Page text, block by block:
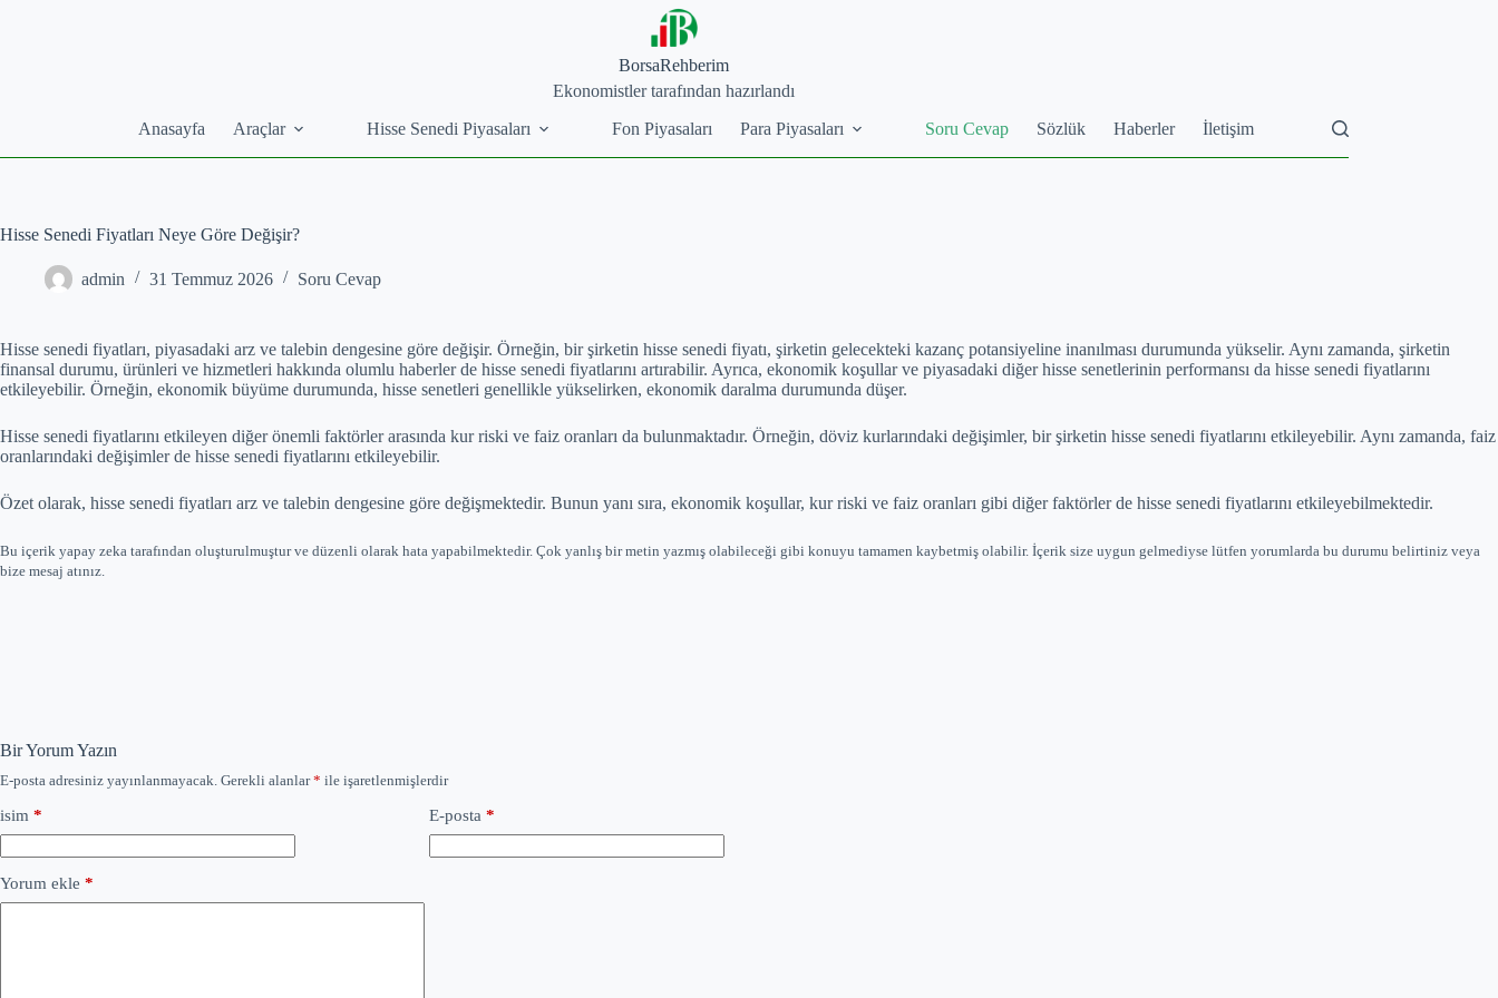
BorsaRehberim
Ekonomistler tarafından hazırlandı
Anasayfa
Araçlar Hisse Senedi Piyasaları Fon Piyasaları Para Piyasaları Soru Cevap Sözlük Haberler İletişim
Hisse Senedi Fiyatları Neye Göre Değişir?
admin 31 Temmuz 2026 Soru Cevap
Hisse senedi fiyatları, piyasadaki arz ve talebin dengesine göre değişir. Örneğin, bir şirketin hisse senedi fiyatı, şirketin gelecekteki kazanç potansiyeline inanılması durumunda yükselir. Aynı zamanda, şirketin
finansal durumu, ürünleri ve hizmetleri hakkında olumlu haberler de hisse senedi fiyatlarını artırabilir. Ayrıca, ekonomik koşullar ve piyasadaki diğer hisse senetlerinin performansı da hisse senedi fiyatlarını
etkileyebilir. Örneğin, ekonomik büyüme durumunda, hisse senetleri genellikle yükselirken, ekonomik daralma durumunda düşer.
Hisse senedi fiyatlarını etkileyen diğer önemli faktörler arasında kur riski ve faiz oranları da bulunmaktadır. Örneğin, döviz kurlarındaki değişimler, bir şirketin hisse senedi fiyatlarını etkileyebilir. Aynı zamanda, faiz
oranlarındaki değişimler de hisse senedi fiyatlarını etkileyebilir.
Özet olarak, hisse senedi fiyatları arz ve talebin dengesine göre değişmektedir. Bunun yanı sıra, ekonomik koşullar, kur riski ve faiz oranları gibi diğer faktörler de hisse senedi fiyatlarını etkileyebilmektedir.
Bu içerik yapay zeka tarafından oluşturulmuştur ve düzenli olarak hata yapabilmektedir. Çok yanlış bir metin yazmış olabileceği gibi konuyu tamamen kaybetmiş olabilir. İçerik size uygun gelmediyse lütfen yorumlarda bu durumu belirtiniz veya
bize mesaj atınız.
Bir Yorum Yazın
E-posta adresiniz yayınlanmayacak. Gerekli alanlar* ile işaretlenmişlerdir
isim * E-posta *
Yorum ekle *